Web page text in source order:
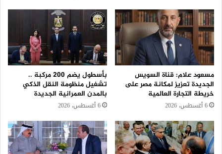
مسعود علام: قناة السويس
الجديدة تعزيز لمكانة مصر على
خريطة التجارة العالمية
6 أغسطس، 2026
بأسطول يضم 200 مركبة ..
تشغيل منظومة النقل الذكي
بالمدن العمرانية الجديدة
6 أغسطس، 2026